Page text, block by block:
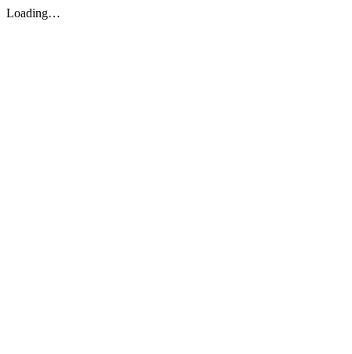
Loading…